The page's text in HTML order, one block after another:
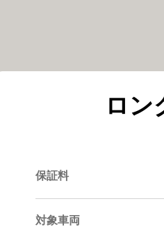
ロン
保証料
対象車両